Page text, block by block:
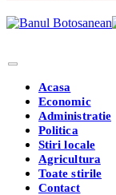
Acasa
Economic
Administratie
Politica
Stiri locale
Agricultura
Toate stirile
Contact